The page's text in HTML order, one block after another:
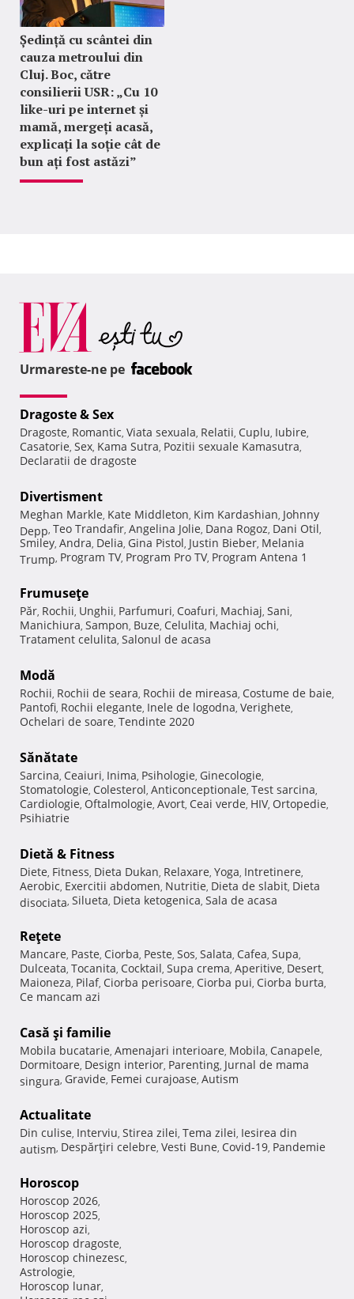
Ședință cu scântei din
cauza metroului din
Cluj. Boc, către
consilierii USR: „Cu 10
like-uri pe internet și
mamă, mergeți acasă,
explicați la soție cât de
bun ați fost astăzi”
Urmareste-ne pe
Dragoste & Sex
Dragoste, Romantic, Viata sexuala, Relatii, Cuplu, Iubire,
Casatorie, Sex, Kama Sutra, Pozitii sexuale Kamasutra,
Declaratii de dragoste
Divertisment
Meghan Markle, Kate Middleton, Kim Kardashian, Johnny
Depp, Teo Trandafir, Angelina Jolie, Dana Rogoz, Dani Otil,
Smiley, Andra, Delia, Gina Pistol, Justin Bieber, Melania
Trump, Program TV, Program Pro TV, Program Antena 1
Frumuseţe
Păr, Rochii, Unghii, Parfumuri, Coafuri, Machiaj, Sani,
Manichiura, Sampon, Buze, Celulita, Machiaj ochi,
Tratament celulita, Salonul de acasa
Modă
Rochii, Rochii de seara, Rochii de mireasa, Costume de baie,
Pantofi, Rochii elegante, Inele de logodna, Verighete,
Ochelari de soare, Tendinte 2020
Sănătate
Sarcina, Ceaiuri, Inima, Psihologie, Ginecologie,
Stomatologie, Colesterol, Anticonceptionale, Test sarcina,
Cardiologie, Oftalmologie, Avort, Ceai verde, HIV, Ortopedie,
Psihiatrie
Dietă & Fitness
Diete, Fitness, Dieta Dukan, Relaxare, Yoga, Intretinere,
Aerobic, Exercitii abdomen, Nutritie, Dieta de slabit, Dieta
disociata, Silueta, Dieta ketogenica, Sala de acasa
Reţete
Mancare, Paste, Ciorba, Peste, Sos, Salata, Cafea, Supa,
Dulceata, Tocanita, Cocktail, Supa crema, Aperitive, Desert,
Maioneza, Pilaf, Ciorba perisoare, Ciorba pui, Ciorba burta,
Ce mancam azi
Casă şi familie
Mobila bucatarie, Amenajari interioare, Mobila, Canapele,
Dormitoare, Design interior, Parenting, Jurnal de mama
singura, Gravide, Femei curajoase, Autism
Actualitate
Din culise, Interviu, Stirea zilei, Tema zilei, Iesirea din
autism, Despărţiri celebre, Vesti Bune, Covid-19, Pandemie
Horoscop
Horoscop 2026,
Horoscop 2025,
Horoscop azi,
Horoscop dragoste,
Horoscop chinezesc,
Astrologie,
Horoscop lunar,